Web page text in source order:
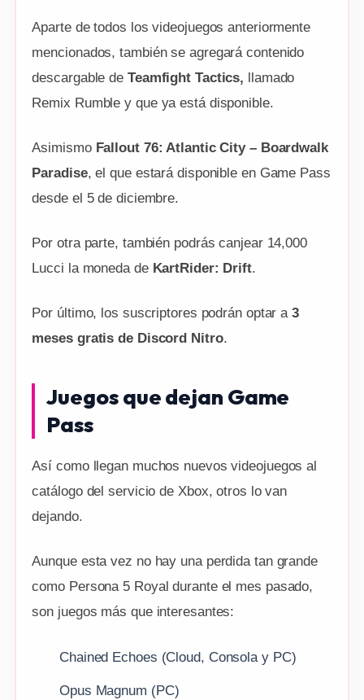
Aparte de todos los videojuegos anteriormente
mencionados, también se agregará contenido
descargable de Teamfight Tactics, llamado
Remix Rumble y que ya está disponible.
Asimismo Fallout 76: Atlantic City – Boardwalk
Paradise, el que estará disponible en Game Pass
desde el 5 de diciembre.
Por otra parte, también podrás canjear 14,000
Lucci la moneda de KartRider: Drift.
Por último, los suscriptores podrán optar a3
meses gratis de Discord Nitro.
Juegos que dejan Game
Pass
Así como llegan muchos nuevos videojuegos al
catálogo del servicio de Xbox, otros lo van
dejando.
Aunque esta vez no hay una perdida tan grande
como Persona 5 Royal durante el mes pasado,
son juegos más que interesantes:
Chained Echoes (Cloud, Consola y PC)
Opus Magnum (PC)